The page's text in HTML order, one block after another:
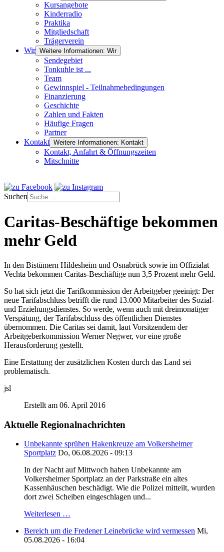
Kursangebote
Kinderradio
Praktika
Mitgliedschaft
Trägerverein
Wir Weitere Informationen: Wir
Sendegebiet
Tonkuhle ist ...
Team
Gewinnspiel - Teilnahmebedingungen
Finanzierung
Geschichte
Zahlen und Fakten
Häufige Fragen
Partner
Kontakt Weitere Informationen: Kontakt
Kontakt, Anfahrt & Öffnungszeiten
Mitschnitte
Suchen
Caritas-Beschäftige bekommen
mehr Geld
In den Bistümern Hildesheim und Osnabrück sowie im Offizialat
Vechta bekommen Caritas-Beschäftige nun 3,5 Prozent mehr Geld.
So hat sich jetzt die Tarifkommission der Arbeitgeber geeinigt: Der
neue Tarifabschluss betrifft die rund 13.000 Mitarbeiter des Sozial-
und Erziehungsdienstes. So werde, wenn auch mit dreimonatiger
Verspätung, der Tarifabschluss des öffentlichen Dienstes
übernommen. Die Caritas sei damit, laut Vorsitzendem der
Arbeitgeberkommission Werner Negwer, vor eine große
Herausforderung gestellt.
Eine Erstattung der zusätzlichen Kosten durch das Land sei
problematisch.
jsl
Erstellt am 06. April 2016
Aktuelle Regionalnachrichten
Unbekannte sprühen Hakenkreuze am Volkersheimer
Sportplatz Do, 06.08.2026 - 09:13
In der Nacht auf Mittwoch haben Unbekannte am
Volkersheimer Sportplatz an der Parkstraße ein altes
Kassenhäuschen beschädigt. Wie die Polizei mitteilt, wurden
dort zwei Scheiben eingeschlagen und...
Weiterlesen …
Bereich um die Fredener Leinebrücke wird vermessen Mi,
05.08.2026 - 16:04